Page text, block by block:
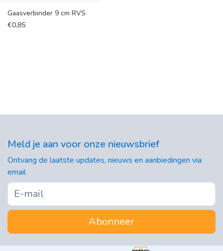
Gaasverbinder 9 cm RVS
€0,85
Meld je aan voor onze nieuwsbrief
Ontvang de laatste updates, nieuws en aanbiedingen via
email
Abonneer